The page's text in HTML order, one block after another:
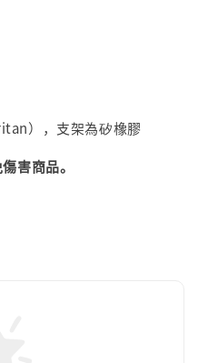
），支架為矽橡膠
害商品。